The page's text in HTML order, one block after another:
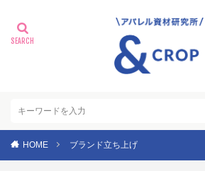
HOME ブランド立ち上げ